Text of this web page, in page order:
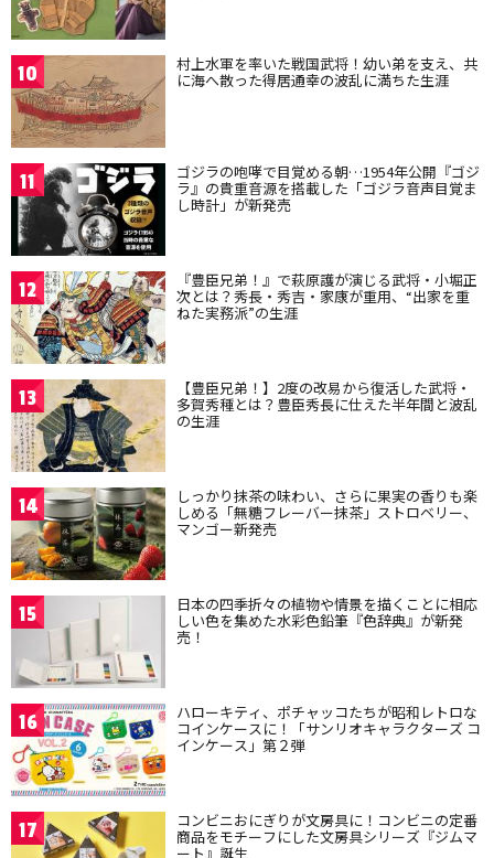
10 村上水軍を率いた戦国武将！幼い弟を支え、共
に海へ散った得居通幸の波乱に満ちた生涯
11 ゴジラの咆哮で目覚める朝…1954年公開『ゴジ
ラ』の貴重音源を搭載した「ゴジラ音声目覚ま
し時計」が新発売
12 『豊臣兄弟！』で萩原護が演じる武将・小堀正
次とは？秀長・秀吉・家康が重用、“出家を重
ねた実務派”の生涯
13 【豊臣兄弟！】2度の改易から復活した武将・
多賀秀種とは？豊臣秀長に仕えた半年間と波乱
の生涯
14 しっかり抹茶の味わい、さらに果実の香りも楽
しめる「無糖フレーバー抹茶」ストロベリー、
マンゴー新発売
15 日本の四季折々の植物や情景を描くことに相応
しい色を集めた水彩色鉛筆『色辞典』が新発
売！
16 ハローキティ、ポチャッコたちが昭和レトロな
コインケースに！「サンリオキャラクターズ コ
インケース」第２弾
17 コンビニおにぎりが文房具に！コンビニの定番
商品をモチーフにした文房具シリーズ『ジムマ
ート』誕生